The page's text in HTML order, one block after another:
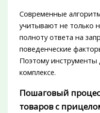
Современные
учитывают не только
полноту ответа на
поведенческие
Поэтому
комплексе.
Пошаговый
товаров с